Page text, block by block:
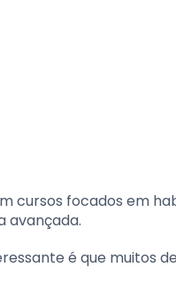
cursos focados em
avançada.
é que muitos